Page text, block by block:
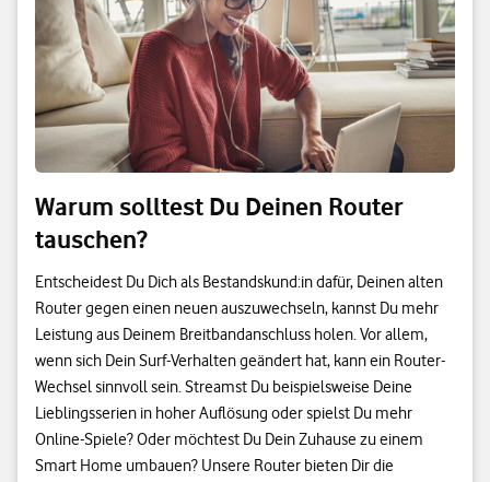
Warum solltest Du Deinen Router
tauschen?
Entscheidest Du Dich als Bestandskund:in dafür, Deinen alten
Router gegen einen neuen auszuwechseln, kannst Du mehr
Leistung aus Deinem Breitbandanschluss holen. Vor allem,
wenn sich Dein Surf-Verhalten geändert hat, kann ein Router-
Wechsel sinnvoll sein. Streamst Du beispielsweise Deine
Lieblingsserien in hoher Auflösung oder spielst Du mehr
Online-Spiele? Oder möchtest Du Dein Zuhause zu einem
Smart Home umbauen? Unsere Router bieten Dir die